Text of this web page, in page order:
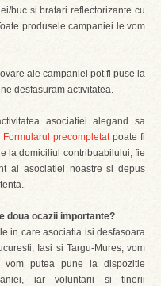
buc si bratari reflectorizante cu
produsele campaniei le vom
ale campaniei pot fi puse la
desfasuram activitatea.
asociatiei alegand sa
Formularul precompletatpoate fi
la domiciliul contribuabilului, fie
al asociatiei noastre si depus
doua ocazii importante?
in care asociatia isi desfasoara
Iasi si Targu-Mures, vom
putea pune la dispozitie
iar voluntarii si tinerii